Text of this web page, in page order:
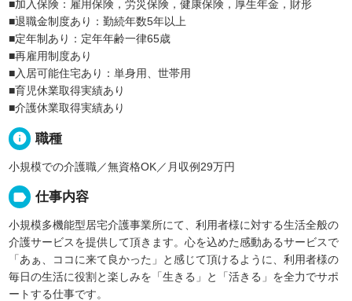
■加入保険：雇用保険，労災保険，健康保険，厚生年金，財形
■退職金制度あり：勤続年数5年以上
■定年制あり：定年年齢一律65歳
■再雇用制度あり
■入居可能住宅あり：単身用、世帯用
■育児休業取得実績あり
■介護休業取得実績あり
info 職種
小規模での介護職／無資格OK／月収例29万円
label 仕事内容
小規模多機能型居宅介護事業所にて、利用者様に対する生活全般の
介護サービスを提供して頂きます。心を込めた感動あるサービスで
「あぁ、ココに来て良かった」と感じて頂けるように、利用者様の
毎日の生活に役割と楽しみを「生きる」と「活きる」を全力でサポ
ートする仕事です。